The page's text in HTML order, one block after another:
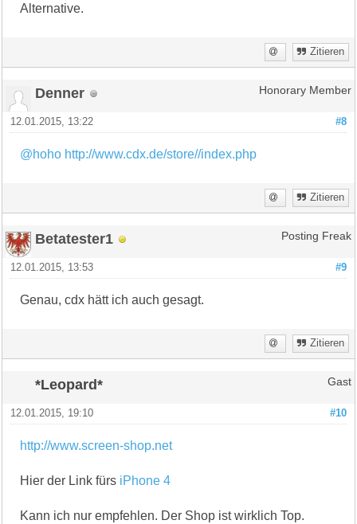
Alternative.
Zitieren
Denner Honorary Member
#8
12.01.2015, 13:22
@hoho http://www.cdx.de/store//index.php
Zitieren
Betatester1 Posting Freak
#9
12.01.2015, 13:53
Genau, cdx hätt ich auch gesagt.
Zitieren
*Leopard* Gast
#10
12.01.2015, 19:10
http://www.screen-shop.net
Hier der Link fürs iPhone 4
Kann ich nur empfehlen. Der Shop ist wirklich Top.